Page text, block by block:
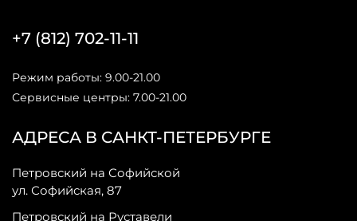
АДРЕСА В САНКТ-ПЕТЕРБУРГЕ
Петровский на Софийской
ул. Софийская, 87
Петровский на Руставели
+7 (812) 702-11-11
Режим работы: 9.00-21.00
Сервисные центры: 7.00-21.00